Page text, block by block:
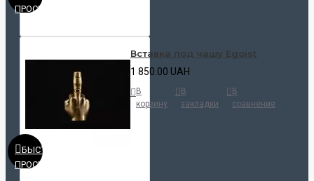
ПРОСМОТР
БЫСТРЫЙ
ПРОСМОТР
Вставка под чашу Egoist
1 850.00 UAH
В
корзину
В
закладки
В
сравнение